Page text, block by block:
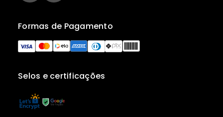
Selos e certificações
Formas de Pagamento